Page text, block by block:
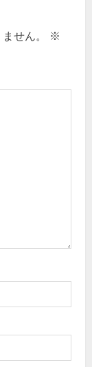
せん。
※